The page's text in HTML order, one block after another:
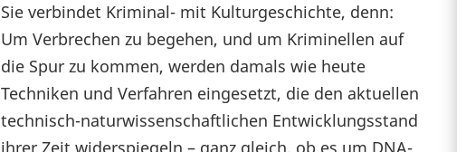
Sie verbindet Kriminal- mit Kulturgeschichte, denn:
Um Verbrechen zu begehen, und um Kriminellen auf
die Spur zu kommen, werden damals wie heute
Techniken und Verfahren eingesetzt, die den aktuellen
technisch-naturwissenschaftlichen Entwicklungsstand